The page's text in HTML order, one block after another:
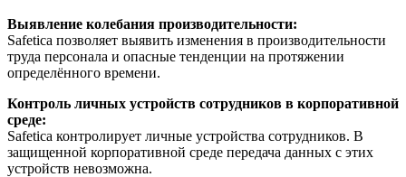
Выявление колебания производительности:
Safetica позволяет выявить изменения в производительности
труда персонала и опасные тенденции на протяжении
определённого времени.
Контроль личных устройств сотрудников в корпоративной
среде:
Safetica контролирует личные устройства сотрудников. В
защищенной корпоративной среде передача данных с этих
устройств невозможна.